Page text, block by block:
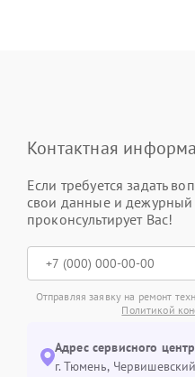
Контактная
Если требуется задать
свои данные и дежурный
проконсультирует Вас!
Отправляя заявку на ремонт
Политикой
Адрес сервисного
г. Тюмень,